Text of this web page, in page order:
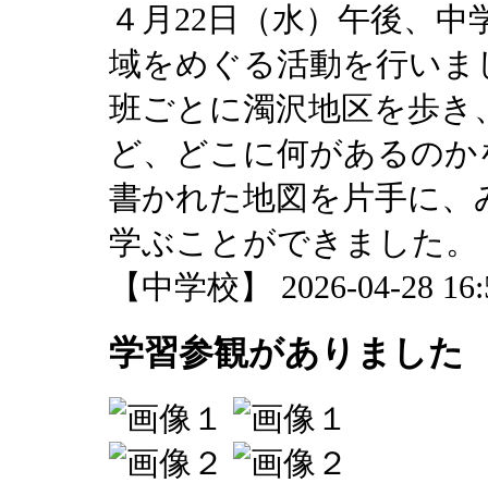
４月22日（水）午後、
域をめぐる活動を行いま
班ごとに濁沢地区を歩き
ど、どこに何があるの
書かれた地図を片手に
学ぶことができました。
【中学校】 2026-04-28
学習参観がありました